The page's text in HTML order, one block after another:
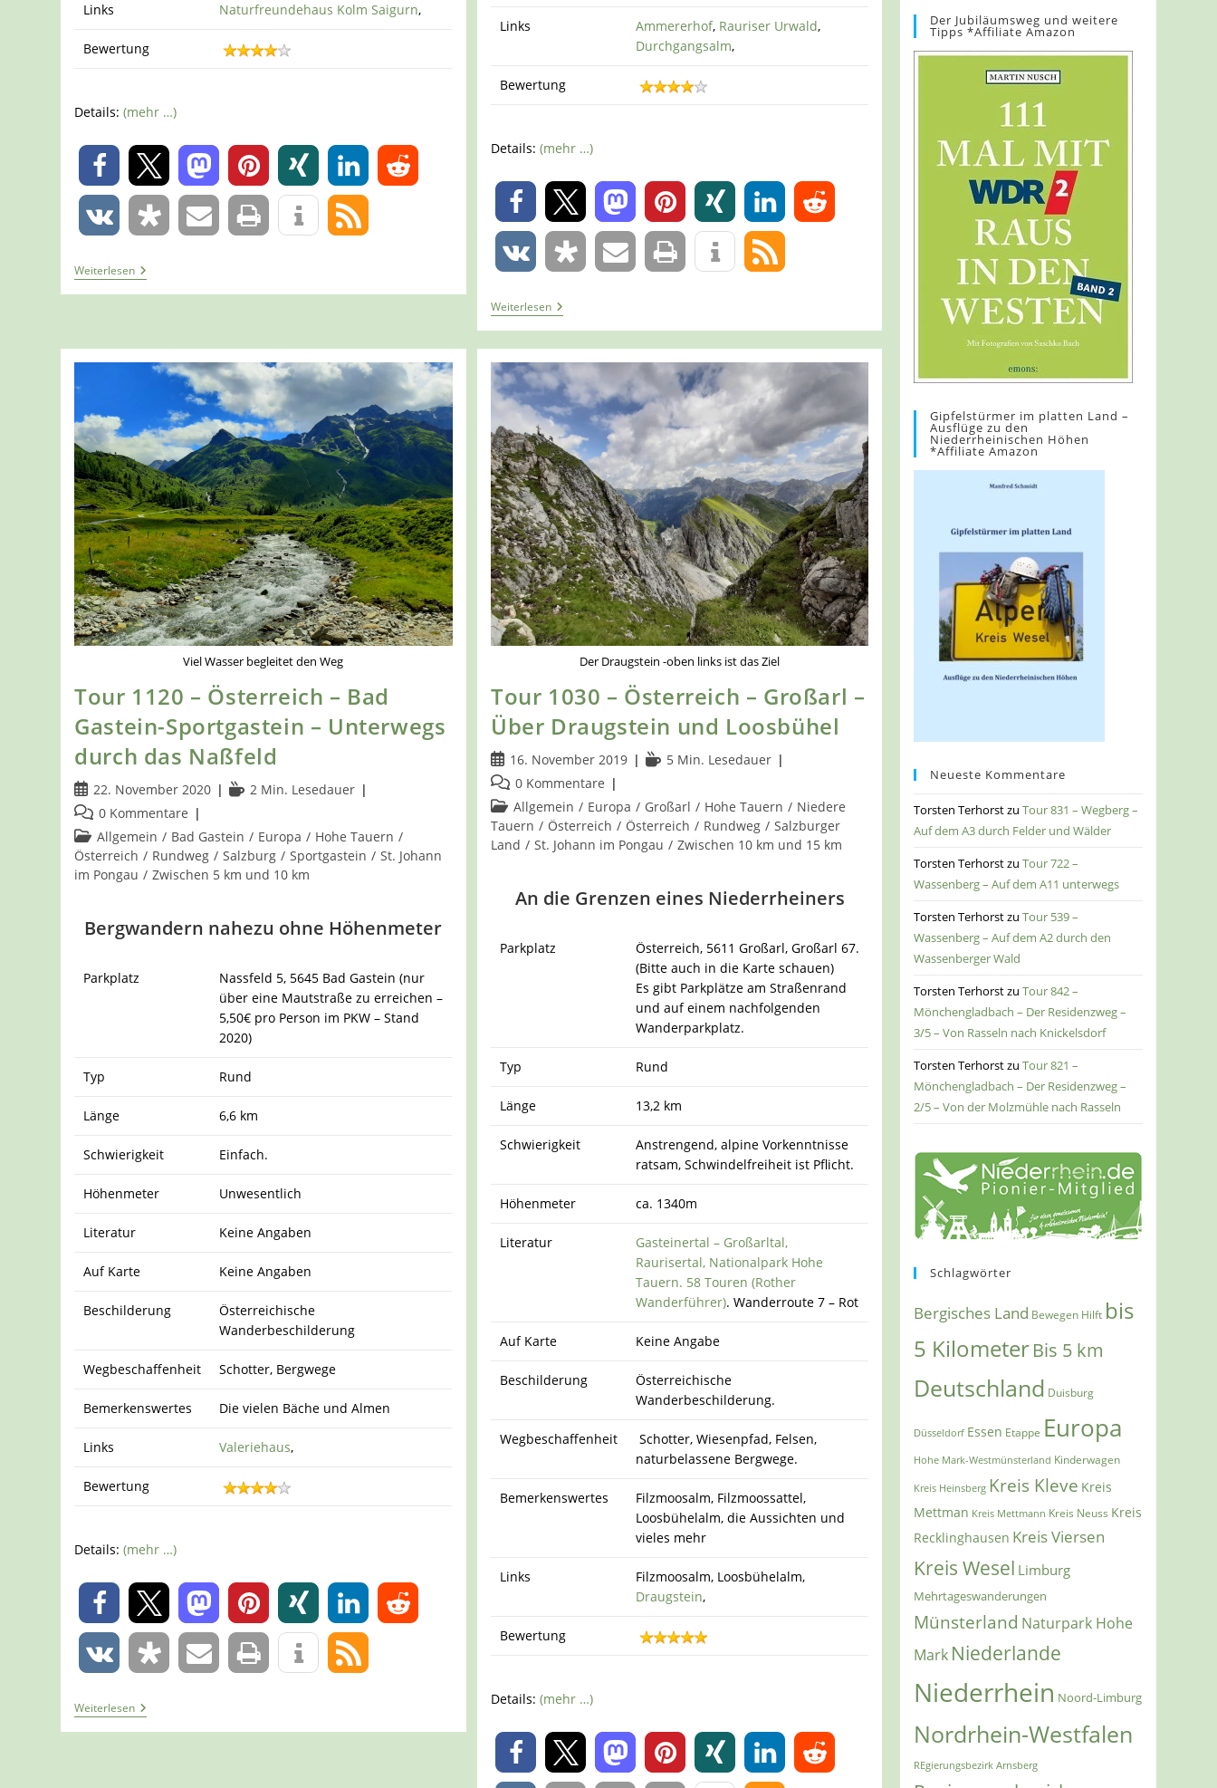
Links Naturfreundehaus Kolm Saigurn,
Bewertung
Details:(mehr …)
0
0
WeiterlesenTour
1438
–
Ehemaliger
Wasserfallweg
Kurze
Runde
Links Ammererhof, Rauriser Urwald,
Durchgangsalm,
Bewertung
Details:(mehr …)
0
0
WeiterlesenTour
1251
–
Österreich
–
Kolm-
Saigurn
–
Aus
Dem
Tal
In
Den
Rauriser
Urwald
Viel Wasser begleitet den Weg
Tour 1120 – Österreich – Bad
Gastein-Sportgastein – Unterwegs
durch das Naßfeld
Beitrag
veröffentlicht:
22. November 2020 Lesedauer:
2 Min. Lesedauer
Beitrags-
Kommentare:
0 Kommentare
Beitrags-
Kategorie:
Allgemein / Bad Gastein / Europa / Hohe Tauern /
Österreich / Rundweg / Salzburg / Sportgastein / St. Johann
im Pongau / Zwischen 5 km und 10 km
Bergwandern nahezu ohne Höhenmeter
Parkplatz
Nassfeld 5, 5645 Bad Gastein (nur
über eine Mautstraße zu erreichen –
5,50€ pro Person im PKW – Stand
2020)
Typ Rund
Länge 6,6 km
Schwierigkeit Einfach.
Höhenmeter Unwesentlich
Literatur Keine Angaben
Auf Karte Keine Angaben
Beschilderung
Österreichische
Wanderbeschilderung
Wegbeschaffenheit Schotter, Bergwege
Bemerkenswertes Die vielen Bäche und Almen
Links Valeriehaus,
Bewertung
Details:(mehr …)
0
0
WeiterlesenTour
1120
–
Der Draugstein -oben links ist das Ziel
Tour 1030 – Österreich – Großarl –
Über Draugstein und Loosbühel
Beitrag
veröffentlicht:
16. November 2019 Lesedauer:
5 Min. Lesedauer
Beitrags-
Kommentare:
0 Kommentare
Beitrags-
Kategorie:
Allgemein / Europa / Großarl / Hohe Tauern / Niedere
Tauern / Österreich / Österreich / Rundweg / Salzburger
Land / St. Johann im Pongau / Zwischen 10 km und 15 km
An die Grenzen eines Niederrheiners
Parkplatz
Österreich, 5611 Großarl, Großarl 67.
(Bitte auch in die Karte schauen)
Es gibt Parkplätze am Straßenrand
und auf einem nachfolgenden
Wanderparkplatz.
Typ Rund
Länge 13,2 km
Schwierigkeit
Anstrengend, alpine Vorkenntnisse
ratsam, Schwindelfreiheit ist Pflicht.
Höhenmeter ca. 1340m
Literatur
Gasteinertal – Großarltal,
Raurisertal, Nationalpark Hohe
Tauern. 58 Touren (Rother
Wanderführer). Wanderroute 7 – Rot
Auf Karte Keine Angabe
Beschilderung
Österreichische
Wanderbeschilderung.
Wegbeschaffenheit
Schotter, Wiesenpfad, Felsen,
naturbelassene Bergwege.
Bemerkenswertes
Filzmoosalm, Filzmoossattel,
Loosbühelalm, die Aussichten und
vieles mehr
Links
Filzmoosalm, Loosbühelalm,
Draugstein,
Bewertung
Details:(mehr …)
0
Der Jubiläumsweg und weitere
Tipps *Affiliate Amazon
Gipfelstürmer im platten Land –
Ausflüge zu den
Niederrheinischen Höhen
*Affiliate Amazon
Neueste Kommentare
Torsten TerhorstzuTour 831 – Wegberg –
Auf dem A3 durch Felder und Wälder
Torsten TerhorstzuTour 722 –
Wassenberg – Auf dem A11 unterwegs
Torsten TerhorstzuTour 539 –
Wassenberg – Auf dem A2 durch den
Wassenberger Wald
Torsten TerhorstzuTour 842 –
Mönchengladbach – Der Residenzweg –
3/5 – Von Rasseln nach Knickelsdorf
Torsten TerhorstzuTour 821 –
Mönchengladbach – Der Residenzweg –
2/5 – Von der Molzmühle nach Rasseln
Schlagwörter
Bergisches Land Bewegen Hilft bis
5 KilometerBis 5 km
Deutschland Duisburg
Düsseldorf Essen Etappe Europa
Hohe Mark-Westmünsterland Kinderwagen
Kreis Heinsberg Kreis Kleve Kreis
Mettman Kreis Mettmann Kreis Neuss Kreis
Recklinghausen Kreis Viersen
Kreis Wesel Limburg
Mehrtageswanderungen
Münsterland Naturpark Hohe
Mark Niederlande
Niederrhein Noord-Limburg
Nordrhein-Westfalen
REgierungsbezirk Arnsberg